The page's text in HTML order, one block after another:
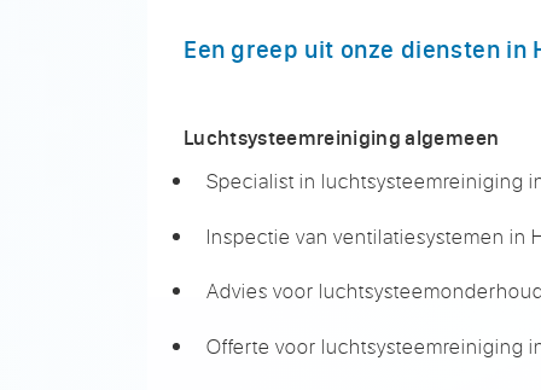
Een greep uit onze diensten in
Luchtsysteemreiniging algemeen
Specialist in luchtsysteemreiniging
Inspectie van ventilatiesystemen in
Advies voor
Offerte voor luchtsysteemreiniging